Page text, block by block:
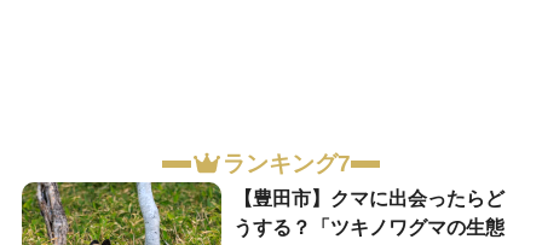
ランキング7
【豊田市】クマに出会ったらど
うする？「ツキノワグマの生態